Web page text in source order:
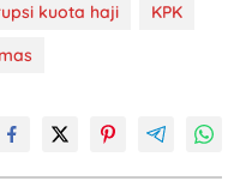
kuota haji
KPK